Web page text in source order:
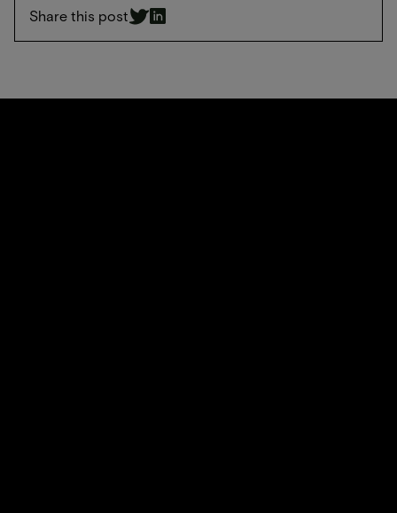
Share this post